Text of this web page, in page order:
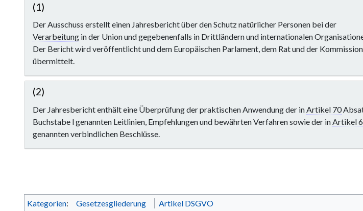
(1)
Der Ausschuss erstellt einen Jahresbericht über den Schutz natürlicher Personen bei der
Verarbeitung in der Union und gegebenenfalls in Drittländern und internationalen
Der Bericht wird veröffentlicht und dem Europäischen Parlament, dem Rat und der Kommission
übermittelt.
(2)
Der Jahresbericht enthält eine Überprüfung der praktischen Anwendung der in Artikel 70
Buchstabe l genannten Leitlinien, Empfehlungen und bewährten Verfahren sowie der in Artikel
genannten verbindlichen Beschlüsse.
Kategorien: Gesetzesgliederung Artikel DSGVO